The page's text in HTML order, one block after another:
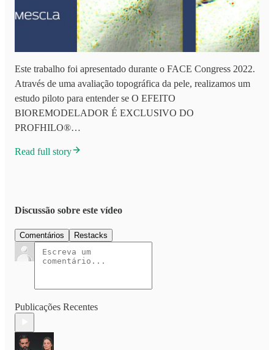
Este trabalho foi apresentado durante o FACE Congress 2022.
Através de uma avaliação topográfica da pele, realizamos um
estudo piloto para entender se O EFEITO
BIOREMODELADOR É EXCLUSIVO DO
PROFHILO®…
Read full story
Discussão sobre este vídeo
Comentários Restacks
Publicações Recentes